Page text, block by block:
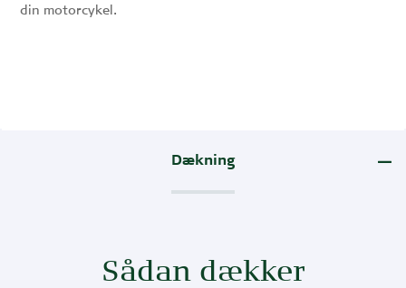
din motorcykel.
Dækning
Sådan dækker